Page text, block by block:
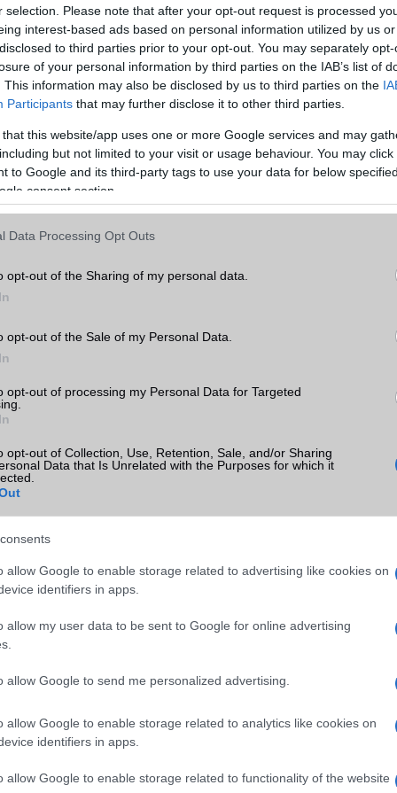
selection. Please note that after your opt-out request is processed
interest-based ads based on personal information utilized by us
to third parties prior to your opt-out. You may separately
of your personal information by third parties on the IAB’s list of
This information may also be disclosed by us to third parties on the
Participants that may further disclose it to other third parties.
that this website/app uses one or more Google services and may
but not limited to your visit or usage behaviour. You may
to Google and its third-party tags to use your data for below
consent section.
Data Processing Opt Outs
opt-out of the Sharing of my personal data.
opt-out of the Sale of my Personal Data.
opt-out of processing my Personal Data for Targeted
opt-out of Collection, Use, Retention, Sale, and/or Sharing
Data that Is Unrelated with the Purposes for which it
allow Google to enable storage related to advertising like cookies on
identifiers in apps.
allow my user data to be sent to Google for online advertising
allow Google to send me personalized advertising.
allow Google to enable storage related to analytics like cookies on
identifiers in apps.
allow Google to enable storage related to functionality of the website
az Apple inkább fokozatos, apróbb dizájnváltozásokat
vezetne be.
most, nagyobbak később
Pro várhatóan nem tér el látványosan a 16 Pro modelltől. A
lehet, de a készülék összhatása továbbra is az ismert formai
évfordulójára időzítve. Akkorra várható:
(foldable) iPhone, valamint
Pro modell”.
Telefonguru legfrissebb híreiért!
kiemelt ajánlatok
S26 Samsung Galaxy S26
Nelly GSM
Samsung Galaxy S26